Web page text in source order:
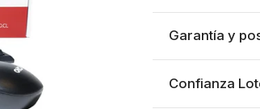
Garantía y
Confianza